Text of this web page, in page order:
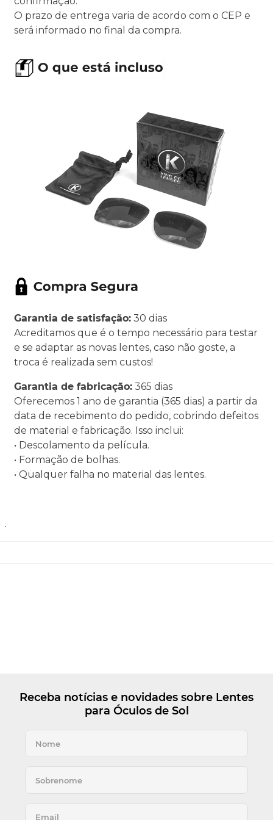
O prazo de entrega varia de acordo com o CEP e
será informado no final da compra.
Garantia de satisfação: 30 dias
Acreditamos que é o tempo necessário para testar
e se adaptar as novas lentes, caso não goste, a
troca é realizada sem custos!
Garantia de fabricação: 365 dias
Oferecemos 1 ano de garantia (365 dias) a partir da
data de recebimento do pedido, cobrindo defeitos
de material e fabricação. Isso inclui:
• Descolamento da película.
• Formação de bolhas.
• Qualquer falha no material das lentes.
.
Receba notícias e novidades sobre Lentes
para Óculos de Sol